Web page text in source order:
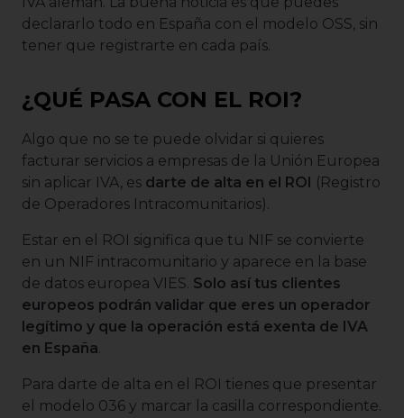
declararlo todo en España con el modelo OSS, sin
tener que registrarte en cada país.
¿QUÉ PASA CON EL ROI?
Algo que no se te puede olvidar si quieres
facturar servicios a empresas de la Unión Europea
sin aplicar IVA, es darte de alta en el ROI (Registro
de Operadores Intracomunitarios).
Estar en el ROI significa que tu NIF se convierte
en un NIF intracomunitario y aparece en la base
de datos europea VIES. Solo así tus clientes
europeos podrán validar que eres un operador
legítimo y que la operación está exenta de IVA
en España.
Para darte de alta en el ROI tienes que presentar
el modelo 036 y marcar la casilla correspondiente.